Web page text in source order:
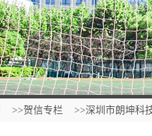
>>贺信专栏 >>深圳市朗坤科